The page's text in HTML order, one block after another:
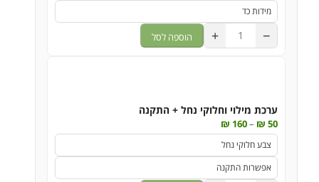
−
+ הוספה לסל
ערכת מילוי וחלוקי נחל + התקנה
₪ 50
–
₪ 160